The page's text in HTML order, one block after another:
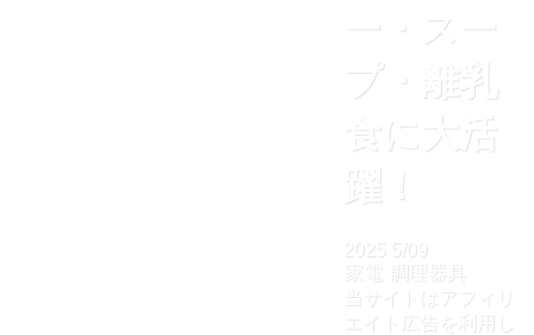
ー・スー
プ・離乳
食に大活
躍！
2025 5/09
家電
調理器具
当サイトはアフィリ
エイト広告を利用し